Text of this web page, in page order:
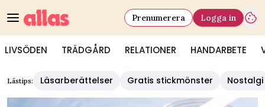
LIVSÖDEN TRÄDGÅRD RELATIONER HANDARBETE
Prenumerera Logga in
Lästips: Läsarberättelser Gratis stickmönster Nostalgi